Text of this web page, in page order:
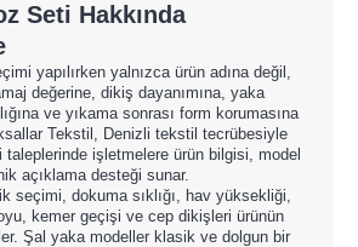
Seti Hakkında
yapılırken yalnızca ürün adına değil,
değerine, dikiş dayanımına, yaka
ve yıkama sonrası form korumasına
Tekstil, Denizli tekstil tecrübesiyle
taleplerinde işletmelere ürün bilgisi, model
açıklama desteği sunar.
seçimi, dokuma sıklığı, hav yüksekliği,
kemer geçişi ve cep dikişleri ürünün
Şal yaka modeller klasik ve dolgun bir